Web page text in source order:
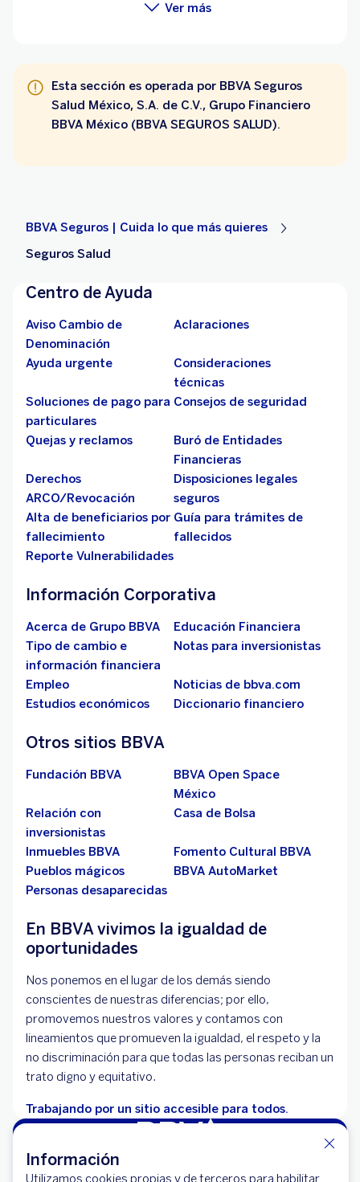
Información
Utilizamos cookies propias y de terceros para habilitar
Ver más
Esta sección es operada por BBVA Seguros
Salud México, S.A. de C.V., Grupo Financiero
BBVA México (BBVA SEGUROS SALUD).
BBVA Seguros | Cuida lo que más quieres
Seguros Salud
Centro de Ayuda
Aviso Cambio de
Denominación
Aclaraciones
Ayuda urgente
Consideraciones
técnicas
Soluciones de pago para
particulares
Consejos de seguridad
Quejas y reclamos
Buró de Entidades
Financieras
Derechos
ARCO/Revocación
Disposiciones legales
seguros
Alta de beneficiarios por
fallecimiento
Guía para trámites de
fallecidos
Reporte Vulnerabilidades
Información Corporativa
Acerca de Grupo BBVA
Educación Financiera
Tipo de cambio e
información financiera
Notas para inversionistas
Empleo
Noticias de bbva.com
Estudios económicos
Diccionario financiero
Otros sitios BBVA
Fundación BBVA
BBVA Open Space
México
Relación con
inversionistas
Casa de Bolsa
Inmuebles BBVA
Fomento Cultural BBVA
Pueblos mágicos
BBVA AutoMarket
Personas desaparecidas
En BBVA vivimos la igualdad de
oportunidades
Nos ponemos en el lugar de los demás siendo
conscientes de nuestras diferencias; por ello,
promovemos nuestros valores y contamos con
lineamientos que promueven la igualdad, el respeto y la
no discriminación para que todas las personas reciban un
trato digno y equitativo.
Trabajando por un sitio accesible para todos.